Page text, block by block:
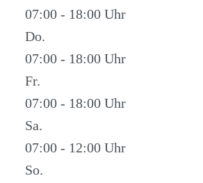
07:00 - 18:00
Do.
07:00 - 18:00
Fr.
07:00 - 18:00
Sa.
07:00 - 12:00
So.